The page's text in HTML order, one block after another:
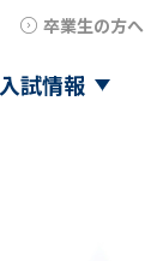
卒業生の方へ
入試情報